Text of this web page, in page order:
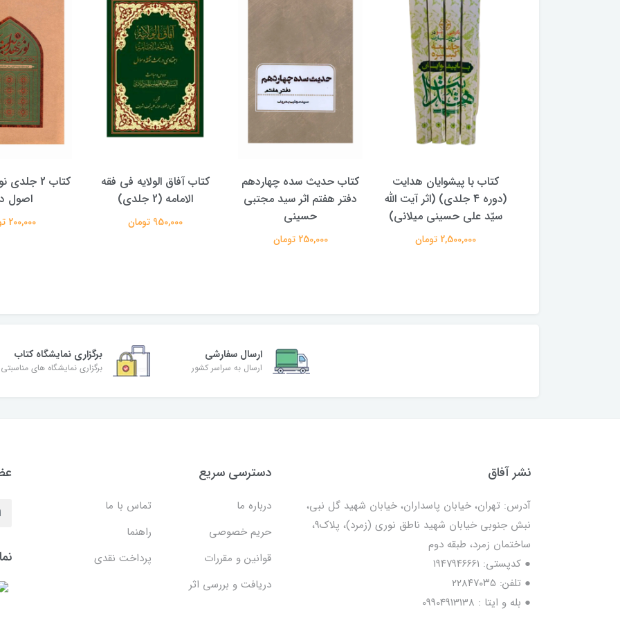
کتاب حدیث سده چهاردهم
دفتر هفتم اثر سید مجتبی
حسینی
250,000 تومان
کتاب آفاق الولایه فی فقه
الامامه (2 جلدی)
950,000 تومان
کتاب 2 جلدی نور هدایت در
اصول دین
200,000 تومان
کتاب پویش
علیرضا
350,000 تومان
ارسال سفارشی
ارسال به سراسر کشور
برگزاری نمایشگاه کتاب
برگزاری نمایشگاه های مناسبتی
نشر آفاق
آدرس: تهران، خیابان پاسداران، خیابان شهید گل نبی،
نبش جنوبی خیابان شهید ناطق نوری (زمرد)، پلاک9،
ساختمان زمرد، طبقه دوم
● کدپستی: ۱۹۴۷۹۴۶۶۶۱
● تلفن: ٢٢٨۴٧۰۳۵
● بله و ایتا : 09904913138
دسترسی سریع
درباره ما
تماس با ما
حریم خصوصی
راهنما
قوانین و مقررات
پرداخت نقدی
دریافت و بررسی اثر